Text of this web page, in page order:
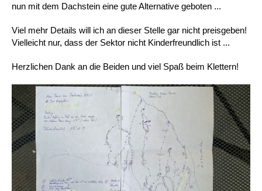
nun mit dem Dachstein eine gute Alternative geboten ...
Viel mehr Details will ich an dieser Stelle gar nicht preisgeben!
Vielleicht nur, dass der Sektor nicht Kinderfreundlich ist ...
Herzlichen Dank an die Beiden und viel Spaß beim Klettern!